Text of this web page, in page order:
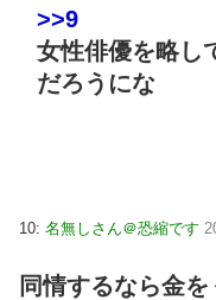
>>9
女性俳優を略し
だろうにな
10: 名無しさん＠恐縮です
同情するなら金を